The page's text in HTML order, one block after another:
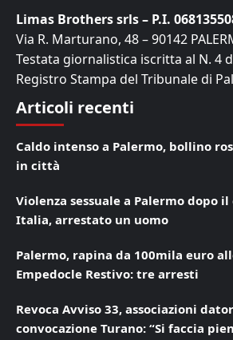
Limas Brothers srls – P.I.
Via R. Marturano, 48 – 90142
Testata giornalistica iscritta al N. 4
Registro Stampa del Tribunale di
Articoli recenti
Caldo intenso a Palermo, bollino
in città
Violenza sessuale a Palermo dopo
Italia, arrestato un uomo
Palermo, rapina da 100mila euro
Empedocle Restivo: tre arresti
Revoca Avviso 33, associazioni
convocazione Turano: “Si faccia